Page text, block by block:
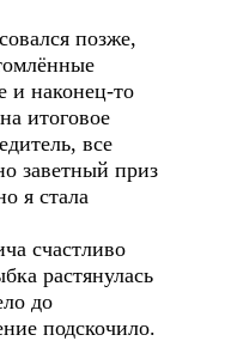
позже,
и наконец-то
итоговое
все
заветный приз
я стала
счастливо
растянулась
до
подскочило.